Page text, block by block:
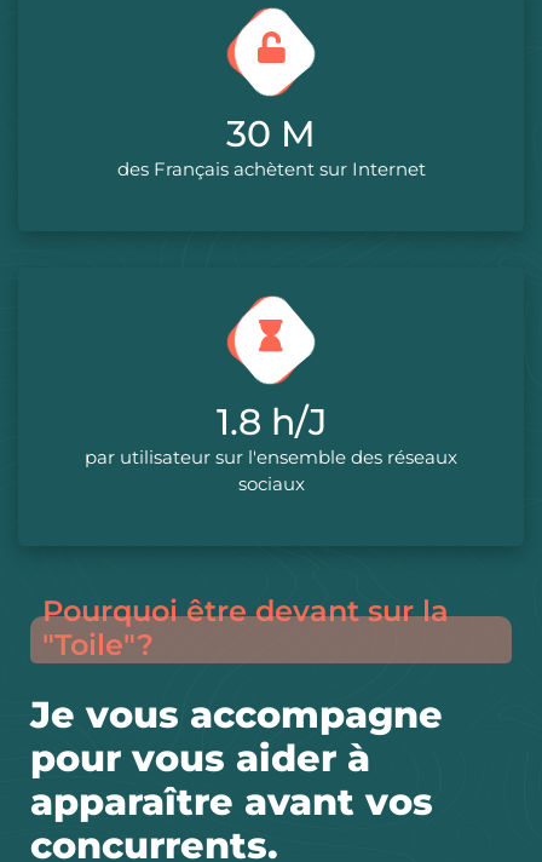
37 M
des Français achètent sur Internet
2.2 h/J
par utilisateur sur l'ensemble des réseaux
sociaux
Pourquoi être devant sur la
"Toile"?
Je vous accompagne
pour vous aider à
apparaître avant vos
concurrents.